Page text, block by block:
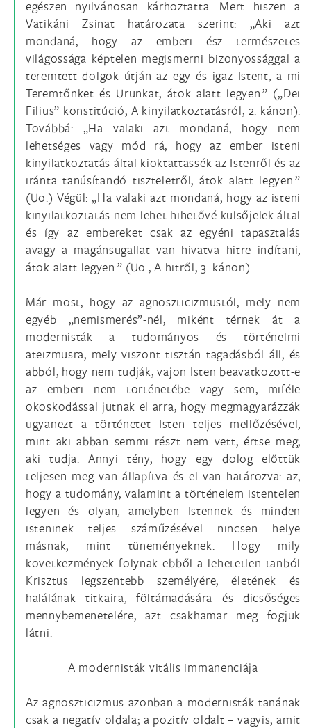
egészen nyilvánosan kárhoztatta. Mert hiszen a
Vatikáni Zsinat határozata szerint: „Aki azt
mondaná, hogy az emberi ész természetes
világossága képtelen megismerni bizonyossággal a
teremtett dolgok útján az egy és igaz Istent, a mi
Teremtőnket és Urunkat, átok alatt legyen.” („Dei
Filius” konstitúció, A kinyilatkoztatásról, 2. kánon).
Továbbá: „Ha valaki azt mondaná, hogy nem
lehetséges vagy mód rá, hogy az ember isteni
kinyilatkoztatás által kioktattassék az Istenről és az
iránta tanúsítandó tiszteletről, átok alatt legyen.”
(Uo.) Végül: „Ha valaki azt mondaná, hogy az isteni
kinyilatkoztatás nem lehet hihetővé külsőjelek által
és így az embereket csak az egyéni tapasztalás
avagy a magánsugallat van hivatva hitre indítani,
átok alatt legyen.” (Uo., A hitről, 3. kánon).
Már most, hogy az agnoszticizmustól, mely nem
egyéb „nemismerés”-nél, miként térnek át a
modernisták a tudományos és történelmi
ateizmusra, mely viszont tisztán tagadásból áll; és
abból, hogy nem tudják, vajon Isten beavatkozott-e
az emberi nem történetébe vagy sem, miféle
okoskodással jutnak el arra, hogy megmagyarázzák
ugyanezt a történetet Isten teljes mellőzésével,
mint aki abban semmi részt nem vett, értse meg,
aki tudja. Annyi tény, hogy egy dolog előttük
teljesen meg van állapítva és el van határozva: az,
hogy a tudomány, valamint a történelem istentelen
legyen és olyan, amelyben Istennek és minden
isteninek teljes száműzésével nincsen helye
másnak, mint tüneményeknek. Hogy mily
következmények folynak ebből a lehetetlen tanból
Krisztus legszentebb személyére, életének és
halálának titkaira, föltámadására és dicsőséges
mennybemenetelére, azt csakhamar meg fogjuk
látni.
A modernisták vitális immanenciája
Az agnoszticizmus azonban a modernisták tanának
csak a negatív oldala; a pozitív oldalt – vagyis, amit